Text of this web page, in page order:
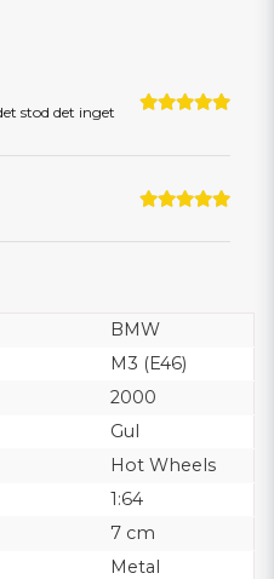
stod det inget
BMW
M3 (E46)
2000
Gul
Hot Wheels
1:64
7 cm
Metal